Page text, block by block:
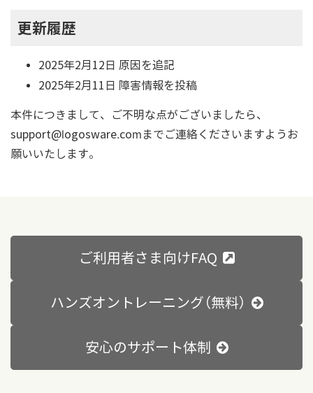
更新履歴
2025年2月12日 原因を追記
2025年2月11日 障害情報を投稿
本件につきまして、ご不明な点がございましたら、
support@logosware.comまでご連絡くださいますようお
願いいたします。
ご利用者さま向けFAQ
ハンズオントレーニング（無料）
安心のサポート体制